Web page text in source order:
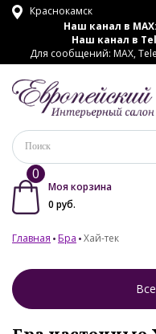
Краснокамск
Наш канал в MAX:
Наш канал в
Для сообщений: MAX,
0
Моя корзина
0 руб.
Главная Бра Хай-тек